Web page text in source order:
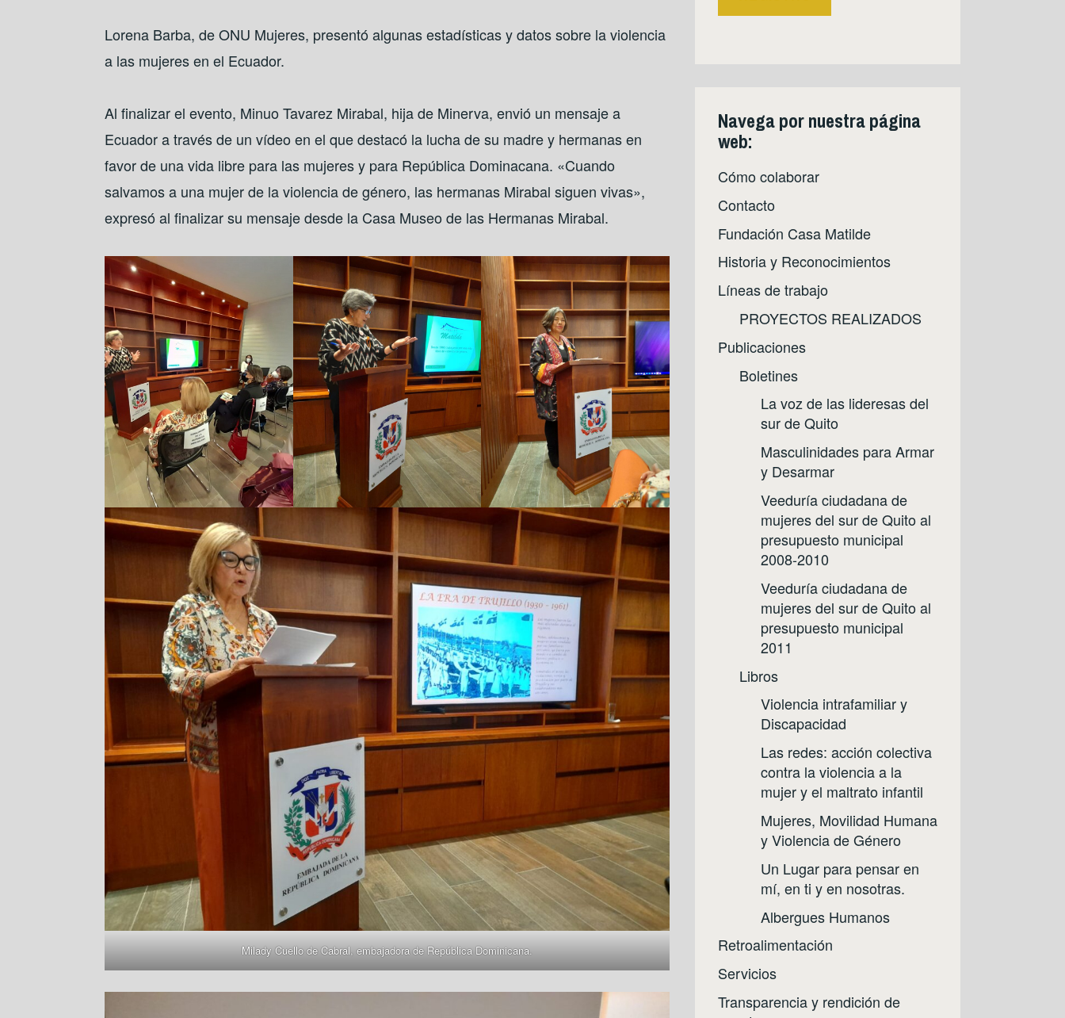
Lorena Barba, de ONU Mujeres, presentó algunas estadísticas y datos sobre la violencia
a las mujeres en el Ecuador.
Al finalizar el evento, Minuo Tavarez Mirabal, hija de Minerva, envió un mensaje a
Ecuador a través de un vídeo en el que destacó la lucha de su madre y hermanas en
favor de una vida libre para las mujeres y para República Dominacana. «Cuando
salvamos a una mujer de la violencia de género, las hermanas Mirabal siguen vivas»,
expresó al finalizar su mensaje desde la Casa Museo de las Hermanas Mirabal.
Milady Cuello de Cabral, embajadora de República Dominicana.
Navega por nuestra página
web:
Cómo colaborar
Contacto
Fundación Casa Matilde
Historia y Reconocimientos
Líneas de trabajo
PROYECTOS REALIZADOS
Publicaciones
Boletines
La voz de las lideresas del
sur de Quito
Masculinidades para Armar
y Desarmar
Veeduría ciudadana de
mujeres del sur de Quito al
presupuesto municipal
2008-2010
Veeduría ciudadana de
mujeres del sur de Quito al
presupuesto municipal
2011
Libros
Violencia intrafamiliar y
Discapacidad
Las redes: acción colectiva
contra la violencia a la
mujer y el maltrato infantil
Mujeres, Movilidad Humana
y Violencia de Género
Un Lugar para pensar en
mí, en ti y en nosotras.
Albergues Humanos
Retroalimentación
Servicios
Transparencia y rendición de